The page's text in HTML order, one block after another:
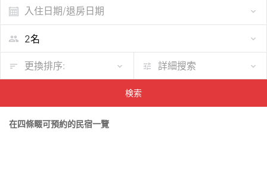
入住日期/退房日期
更換排序: 詳細搜索
検索
在四條畷可預約的民宿一覽